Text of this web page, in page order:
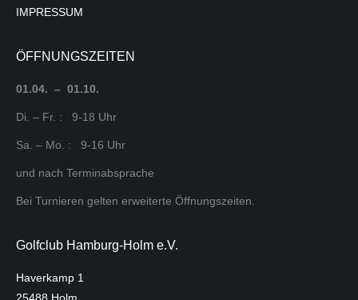
IMPRESSUM
ÖFFNUNGSZEITEN
01.04. – 01.10.
Di. – Fr. : 9-18 Uhr
Sa. – Mo. : 9-16 Uhr
und nach Terminabsprache
Bei Turnieren gelten erweiterte Öffnungszeiten.
Golfclub Hamburg-Holm e.V.
Haverkamp 1